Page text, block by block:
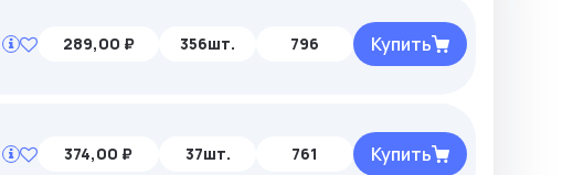
289,00 ₽ 356шт. 796 Купить
374,00 ₽ 37шт. 761 Купить